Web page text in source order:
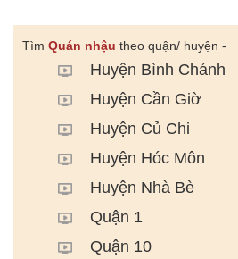
Tìm Quán nhậu theo quận/ huyện -
Huyện Bình Chánh
Huyện Cần Giờ
Huyện Củ Chi
Huyện Hóc Môn
Huyện Nhà Bè
Quận 1
Quận 10